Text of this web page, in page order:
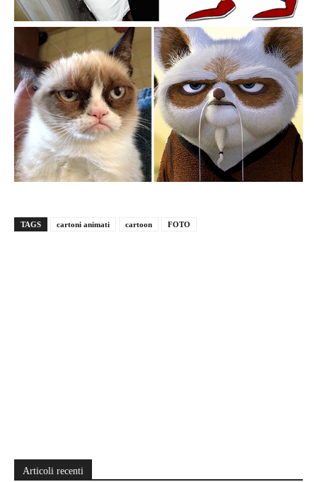
TAGS cartoni animati cartoon FOTO
Articoli recenti